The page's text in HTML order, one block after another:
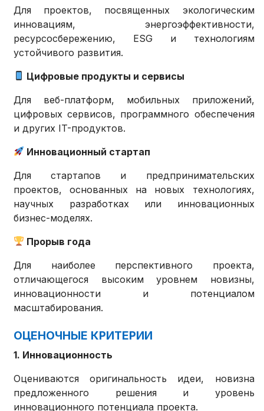
Для проектов, посвященных экологическим
инновациям, энергоэффективности,
ресурсосбережению, ESG и технологиям
устойчивого развития.
Цифровые продукты и сервисы
Для веб-платформ, мобильных приложений,
цифровых сервисов, программного обеспечения
и других IT-продуктов.
Инновационный стартап
Для стартапов и предпринимательских
проектов, основанных на новых технологиях,
научных разработках или инновационных
бизнес-моделях.
Прорыв года
Для наиболее перспективного проекта,
отличающегося высоким уровнем новизны,
инновационности и потенциалом
масштабирования.
ОЦЕНОЧНЫЕ КРИТЕРИИ
1. Инновационность
Оцениваются оригинальность идеи, новизна
предложенного решения и уровень
инновационного потенциала проекта.